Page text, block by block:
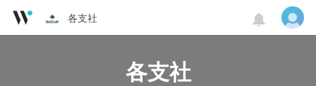
各支社
各支社